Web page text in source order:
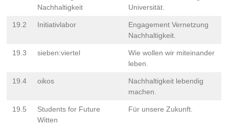
Nachhaltigkeit
Universität.
19.2 Initiativlabor
Engagement Vernetzung
Nachhaltigkeit.
19.3 sieben:viertel
Wie wollen wir miteinander
leben.
19.4 oikos
Nachhaltigkeit lebendig
machen.
19.5
Students for Future
Witten
Für unsere Zukunft.